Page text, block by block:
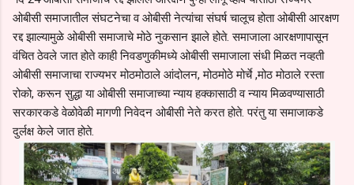
ओबीसी समाजातील संघटनेचा व ओबीसी नेत्यांचा संघर्ष चालूच होता ओबीसी आरक्षण
रद्द झाल्यामुळे ओबीसी समाजाचे मोठे नुकसान झाले होते. समाजाला आरक्षणापासून
वंचित ठेवले जात होते काही निवडणुकीमध्ये ओबीसी समाजाला संधी मिळत नव्हती
ओबीसी समाजाचा राज्यभर मोठमोठाले आंदोलन, मोठमोठे मोर्चे ,मोठ मोठाले रस्ता
रोको, करून सुद्धा या ओबीसी समाजाच्या न्याय हक्कासाठी व न्याय मिळवण्यासाठी
सरकारकडे वेळोवेळी मागणी निवेदन ओबीसी नेते करत होते‌‌. परंतु या समाजाकडे
दुर्लक्ष केले जात होते.